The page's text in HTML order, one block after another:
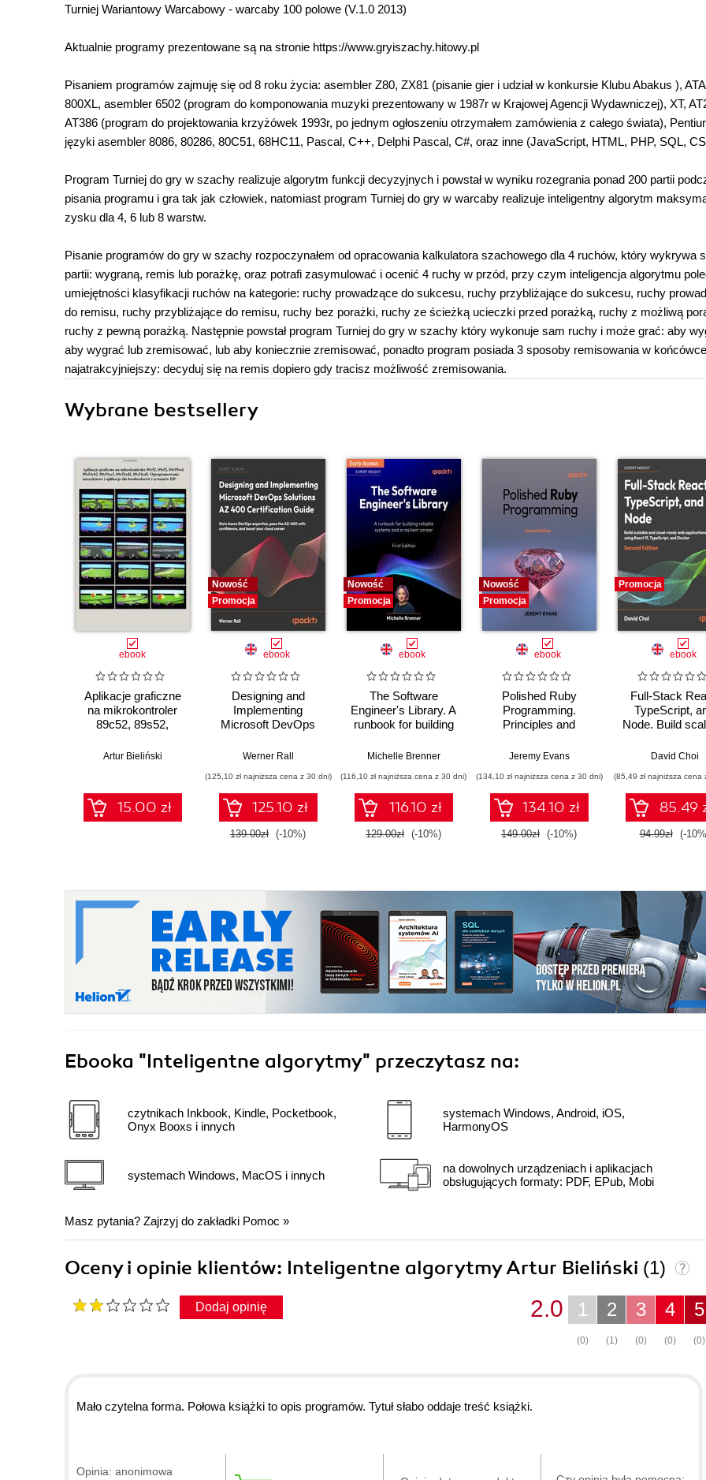
Turniej Wariantowy Warcabowy - warcaby 100 polowe (V.1.0 2013)
Aktualnie programy prezentowane są na stronie https://www.gryiszachy.hitowy.pl
Pisaniem programów zajmuję się od 8 roku życia: asembler Z80, ZX81 (pisanie gier i udział w konkursie Klubu Abakus ),
800XL, asembler 6502 (program do komponowania muzyki prezentowany w 1987r w Krajowej Agencji Wydawniczej), XT,
AT386 (program do projektowania krzyżówek 1993r, po jednym ogłoszeniu otrzymałem zamówienia z całego świata),
języki asembler 8086, 80286, 80C51, 68HC11, Pascal, C++, Delphi Pascal, C#, oraz inne (JavaScript, HTML, PHP, SQL,
Program Turniej do gry w szachy realizuje algorytm funkcji decyzyjnych i powstał w wyniku rozegrania ponad 200 partii
pisania programu i gra tak jak człowiek, natomiast program Turniej do gry w warcaby realizuje inteligentny algorytm
zysku dla 4, 6 lub 8 warstw.
Pisanie programów do gry w szachy rozpoczynałem od opracowania kalkulatora szachowego dla 4 ruchów, który wykrywa
partii: wygraną, remis lub porażkę, oraz potrafi zasymulować i ocenić 4 ruchy w przód, przy czym inteligencja algorytmu
umiejętności klasyfikacji ruchów na kategorie: ruchy prowadzące do sukcesu, ruchy przybliżające do sukcesu, ruchy
do remisu, ruchy przybliżające do remisu, ruchy bez porażki, ruchy ze ścieżką ucieczki przed porażką, ruchy z możliwą
ruchy z pewną porażką. Następnie powstał program Turniej do gry w szachy który wykonuje sam ruchy i może grać: aby
aby wygrać lub zremisować, lub aby koniecznie zremisować, ponadto program posiada 3 sposoby remisowania w
najatrakcyjniejszy: decyduj się na remis dopiero gdy tracisz możliwość zremisowania.
Wybrane bestsellery
ebook
Aplikacje graficzne
na mikrokontroler
89c52, 89s52,
89c51rc2, 89c51rd2,
narzędziowe i
aplikacje dla
bootloaderów i
Artur Bieliński
15.00 zł
Nowość
Promocja
ebook
Designing and
Implementing
Microsoft DevOps
Certification Guide.
expertise, pass the
AZ-400 with
confidence, and
boost your cloud
career
Werner Rall
(125,10 zł najniższa cena z 30 dni)
125.10 zł
139.00zł (-10%)
Nowość
Promocja
ebook
The Software
Engineer's Library. A
runbook for building
a resilient career
Michelle Brenner
(116,10 zł najniższa cena z 30 dni)
116.10 zł
129.00zł (-10%)
Nowość
Promocja
ebook
Polished Ruby
Programming.
Principles and
scalable,
performant software -
Second Edition
Jeremy Evans
(134,10 zł najniższa cena z 30 dni)
134.10 zł
149.00zł (-10%)
Promocja
ebook
Full-Stack
TypeScript,
Node. Build
applications
and Docker -
Edition
David Choi
(85,49 zł najniższa cena
85.49
94.99zł (-
Ebooka "Inteligentne algorytmy" przeczytasz na:
czytnikach Inkbook, Kindle, Pocketbook,
Onyx Booxs i innych
systemach Windows, MacOS i innych
systemach Windows, Android, iOS,
HarmonyOS
na dowolnych urządzeniach i aplikacjach
obsługujących formaty: PDF, EPub, Mobi
Masz pytania? Zajrzyj do zakładki Pomoc »
Oceny i opinie klientów: Inteligentne algorytmy Artur Bieliński (1)
Dodaj opinię 5
(0)
4
(0)
3
(0)
2
(1)
1
(0)
2.0
Mało czytelna forma. Połowa książki to opis programów. Tytuł słabo oddaje treść książki.
Opinia: anonimowa